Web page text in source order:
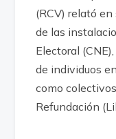
(RCV) relató en
de las
Electoral
de individuos
como
Refundación